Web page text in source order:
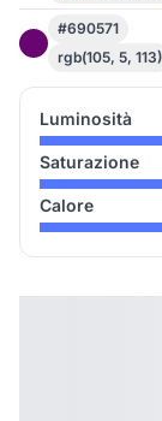
#690571
rgb(105, 5, 113)
Luminosità
Saturazione
Calore